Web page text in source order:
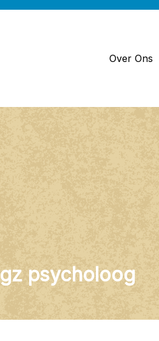
Over Ons
gz psycholoog